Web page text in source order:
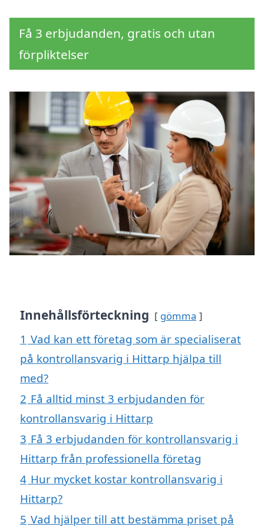
Få 3 erbjudanden, gratis och utan
förpliktelser
Innehållsförteckning gömma
1 Vad kan ett företag som är specialiserat
på kontrollansvarig i Hittarp hjälpa till
med?
2 Få alltid minst 3 erbjudanden för
kontrollansvarig i Hittarp
3 Få 3 erbjudanden för kontrollansvarig i
Hittarp från professionella företag
4 Hur mycket kostar kontrollansvarig i
Hittarp?
5 Vad hjälper till att bestämma priset på